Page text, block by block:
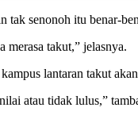
senonoh itu benar-
merasa takut,” jelasnya.
lantaran takut
atau tidak lulus,”